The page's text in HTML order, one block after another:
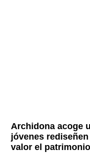
Archidona acoge
jóvenes
valor el patrimonio